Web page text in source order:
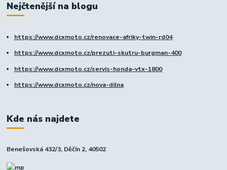
Nejčtenější na blogu
https://www.dcxmoto.cz/renovace-afriky-twin-rd04
https://www.dcxmoto.cz/prezuti-skutru-burgman-400
https://www.dcxmoto.cz/servis-honda-vtx-1800
https://www.dcxmoto.cz/nova-dilna
Kde nás najdete
Benešovská 432/3, Děčín 2, 40502